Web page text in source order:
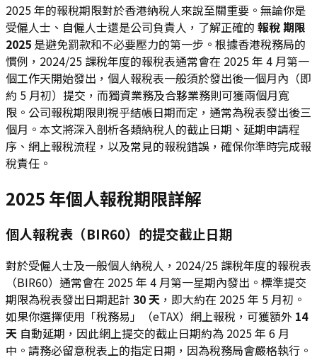
2025 年的報稅期限對於香港納稅人來說至關重要。無論你是
受僱人士、自僱人士還是公司負責人，了解正確的 報稅 期限
2025 是避免罰款和不必要壓力的第一步。根據香港稅務局的
慣例，2024/25 課稅年度的報稅表通常會在 2025 年 4 月第一
個工作天開始發出，個人報稅表一般須於發出後一個月內（即
約 5 月初）提交，而獨資業務及合夥業務則可獲兩個月寬
限。公司報稅期限則視乎結帳日期而定，通常為稅表發出後三
個月。本文將深入剖析各類納稅人的截止日期、延期申請程
序、網上報稅流程，以及常見的報稅錯誤，確保你準時完成報
稅責任。
2025 年個人報稅期限詳解
個人報稅表（BIR60）的提交截止日期
對於受僱人士及一般個人納稅人，2024/25 課稅年度的報稅表
（BIR60）通常會在 2025 年 4 月第一星期內發出。標準提交
期限為稅表發出日期起計30 天 ，即大約在 2025 年 5 月初。
如果你選擇使用「稅務易」（eTAX）網上報稅，可獲額外 14
天 自動延期，因此網上提交的截止日期約為 2025 年 6 月
中。請務必留意稅表上的指定日期，因為稅務局會嚴格執行。